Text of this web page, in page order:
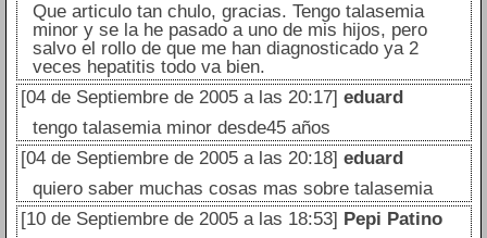
Que articulo tan chulo, gracias. Tengo talasemia
minor y se la he pasado a uno de mis hijos, pero
salvo el rollo de que me han diagnosticado ya 2
veces hepatitis todo va bien.
[04 de Septiembre de 2005 a las 20:17] eduard
tengo talasemia minor desde45 años
[04 de Septiembre de 2005 a las 20:18] eduard
quiero saber muchas cosas mas sobre talasemia
[10 de Septiembre de 2005 a las 18:53] Pepi Patino